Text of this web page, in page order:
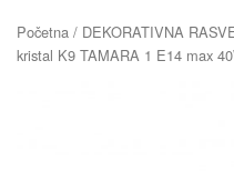
Početna / DEKORATIVNA
kristal K9 TAMARA 1 E14 max